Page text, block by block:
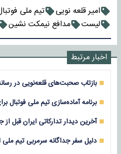
امیر قلعه نویی تیم ملی
لیست
مدافع نیمکت نشین
اخبار مرتبط
بازتاب صحبت‌های قلعه‌نویی در
برنامه آماده‌سازی تیم ملی
آخرین دیدار تدارکاتی ایران قبل از
دلیل سفر جداگانه سرمربی تیم ملی